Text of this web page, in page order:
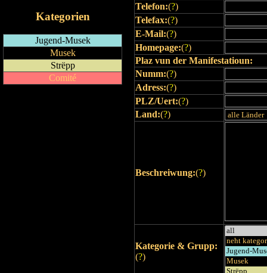
Kategorien
Jugend-Musek
Musek
Strëpp
Comité
Telefon:(?)
Telefax:(?)
E-Mail:(?)
Homepage:(?)
Plaz vun der Manifestatioun:
Numm:(?)
Adress:(?)
PLZ/Uert:(?)
Land:(?)
Beschreiwung:(?)
Kategorie & Grupp:
(?)